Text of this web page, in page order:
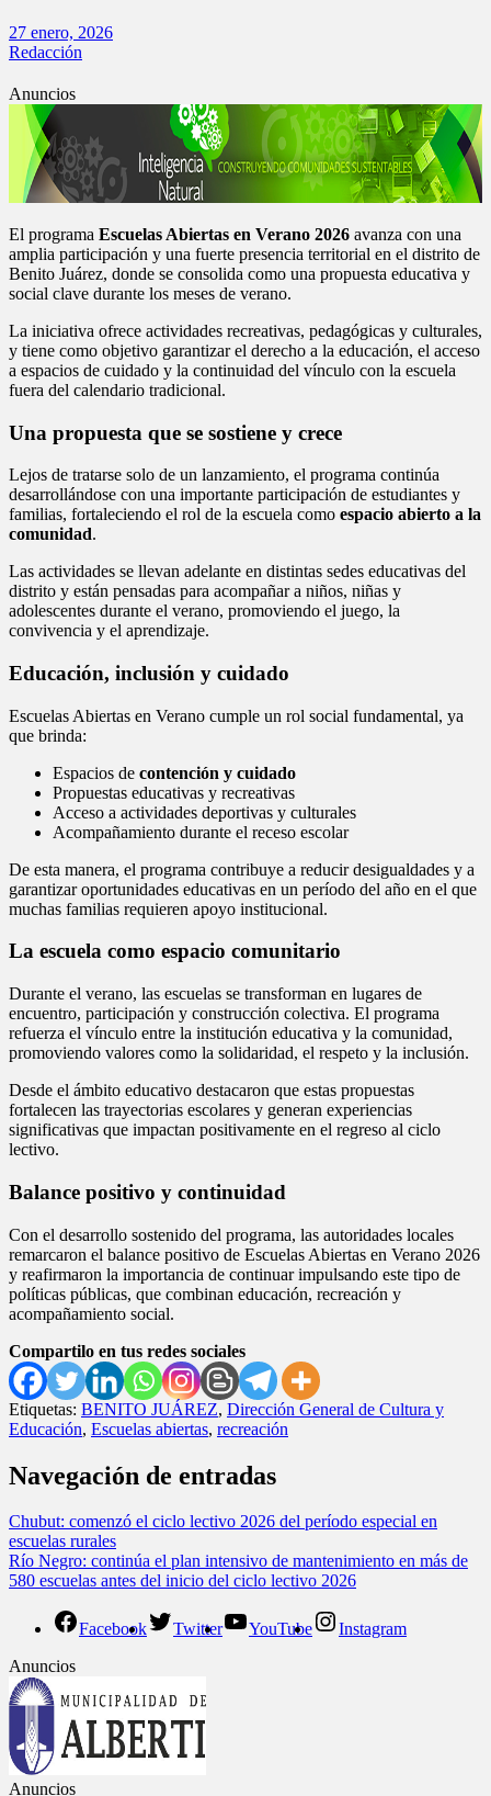
27 enero, 2026
Redacción
Anuncios
El programa Escuelas Abiertas en Verano 2026 avanza con una
amplia participación y una fuerte presencia territorial en el distrito de
Benito Juárez, donde se consolida como una propuesta educativa y
social clave durante los meses de verano.
La iniciativa ofrece actividades recreativas, pedagógicas y culturales,
y tiene como objetivo garantizar el derecho a la educación, el acceso
a espacios de cuidado y la continuidad del vínculo con la escuela
fuera del calendario tradicional.
Una propuesta que se sostiene y crece
Lejos de tratarse solo de un lanzamiento, el programa continúa
desarrollándose con una importante participación de estudiantes y
familias, fortaleciendo el rol de la escuela como espacio abierto a la
comunidad.
Las actividades se llevan adelante en distintas sedes educativas del
distrito y están pensadas para acompañar a niños, niñas y
adolescentes durante el verano, promoviendo el juego, la
convivencia y el aprendizaje.
Educación, inclusión y cuidado
Escuelas Abiertas en Verano cumple un rol social fundamental, ya
que brinda:
Espacios de contención y cuidado
Propuestas educativas y recreativas
Acceso a actividades deportivas y culturales
Acompañamiento durante el receso escolar
De esta manera, el programa contribuye a reducir desigualdades y a
garantizar oportunidades educativas en un período del año en el que
muchas familias requieren apoyo institucional.
La escuela como espacio comunitario
Durante el verano, las escuelas se transforman en lugares de
encuentro, participación y construcción colectiva. El programa
refuerza el vínculo entre la institución educativa y la comunidad,
promoviendo valores como la solidaridad, el respeto y la inclusión.
Desde el ámbito educativo destacaron que estas propuestas
fortalecen las trayectorias escolares y generan experiencias
significativas que impactan positivamente en el regreso al ciclo
lectivo.
Balance positivo y continuidad
Con el desarrollo sostenido del programa, las autoridades locales
remarcaron el balance positivo de Escuelas Abiertas en Verano 2026
y reafirmaron la importancia de continuar impulsando este tipo de
políticas públicas, que combinan educación, recreación y
acompañamiento social.
Compartilo en tus redes sociales
Etiquetas: BENITO JUÁREZ, Dirección General de Cultura y
Educación, Escuelas abiertas, recreación
Navegación de entradas
Chubut: comenzó el ciclo lectivo 2026 del período especial en
escuelas rurales
Río Negro: continúa el plan intensivo de mantenimiento en más de
580 escuelas antes del inicio del ciclo lectivo 2026
Facebook Twitter YouTube
Instagram
Anuncios
Anuncios